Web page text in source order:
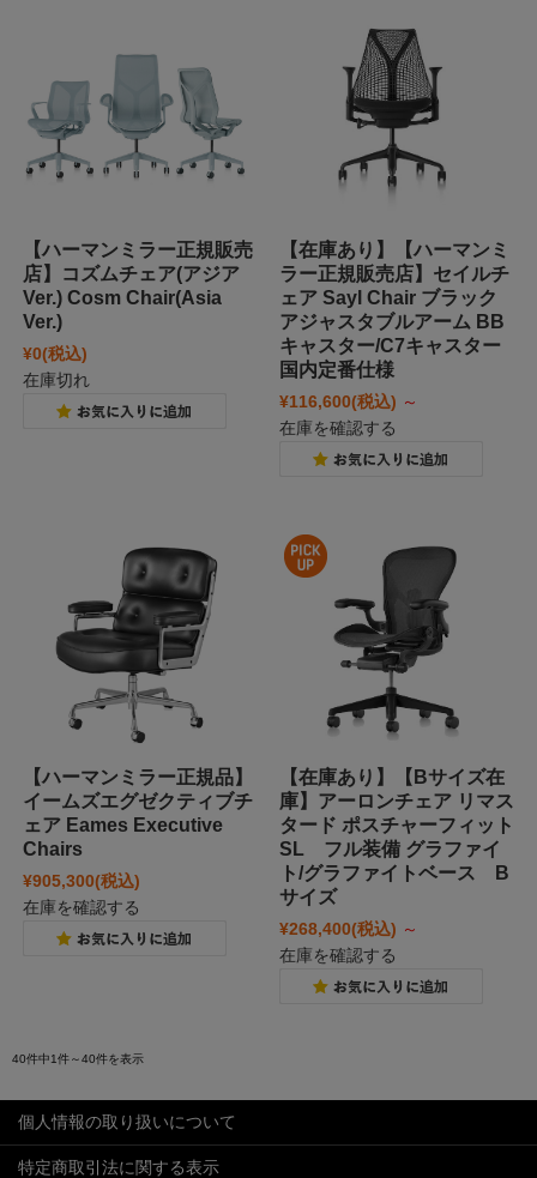
【ハーマンミラー正規販売
店】コズムチェア(アジア
Ver.) Cosm Chair(Asia
Ver.)
¥0(税込)
在庫切れ
【在庫あり】【ハーマンミ
ラー正規販売店】セイルチ
ェア Sayl Chair ブラック
アジャスタブルアーム BB
キャスター/C7キャスター
国内定番仕様
¥116,600(税込) ～
在庫を確認する
【ハーマンミラー正規品】
イームズエグゼクティブチ
ェア Eames Executive
Chairs
¥905,300(税込)
在庫を確認する
【在庫あり】【Bサイズ在
庫】アーロンチェア リマス
タード ポスチャーフィット
SL フル装備 グラファイ
ト/グラファイトベース B
サイズ
¥268,400(税込) ～
在庫を確認する
40件中1件～40件を表示
個人情報の取り扱いについて
特定商取引法に関する表示